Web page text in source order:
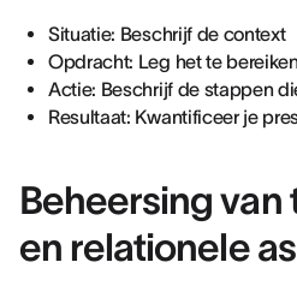
Situatie: Beschrijf de context
Opdracht: Leg het te
Actie: Beschrijf de stappen
Resultaat: Kwantificeer je
Beheersing
en relationele